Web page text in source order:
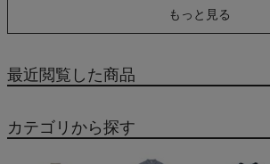
もっと見る
最近閲覧した商品
カテゴリから探す